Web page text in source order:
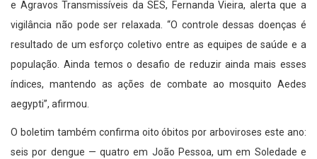
e Agravos Transmissíveis da SES, Fernanda Vieira, alerta que a
vigilância não pode ser relaxada. “O controle dessas doenças é
resultado de um esforço coletivo entre as equipes de saúde e a
população. Ainda temos o desafio de reduzir ainda mais esses
índices, mantendo as ações de combate ao mosquito Aedes
aegypti”, afirmou.
O boletim também confirma oito óbitos por arboviroses este ano:
seis por dengue — quatro em João Pessoa, um em Soledade e